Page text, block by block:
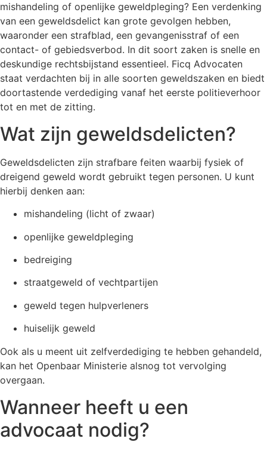
mishandeling of openlijke geweldpleging? Een verdenking
van een geweldsdelict kan grote gevolgen hebben,
waaronder een strafblad, een gevangenisstraf of een
contact- of gebiedsverbod. In dit soort zaken is snelle en
deskundige rechtsbijstand essentieel. Ficq Advocaten
staat verdachten bij in alle soorten geweldszaken en biedt
doortastende verdediging vanaf het eerste politieverhoor
tot en met de zitting.
Wat zijn geweldsdelicten?
Geweldsdelicten zijn strafbare feiten waarbij fysiek of
dreigend geweld wordt gebruikt tegen personen. U kunt
hierbij denken aan:
mishandeling (licht of zwaar)
openlijke geweldpleging
bedreiging
straatgeweld of vechtpartijen
geweld tegen hulpverleners
huiselijk geweld
Ook als u meent uit zelfverdediging te hebben gehandeld,
kan het Openbaar Ministerie alsnog tot vervolging
overgaan.
Wanneer heeft u een
advocaat nodig?